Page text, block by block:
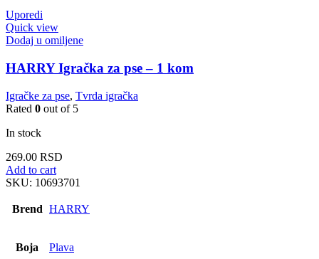
Uporedi
Quick view
Dodaj u omiljene
HARRY Igračka za pse – 1 kom
Igračke za pse, Tvrda igračka
Rated 0 out of 5
In stock
269.00 RSD
Add to cart
SKU: 10693701
Brend HARRY
Boja Plava